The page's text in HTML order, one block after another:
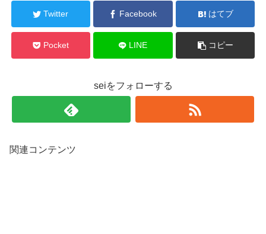
Twitter Facebook はてブ
Pocket LINE コピー
seiをフォローする
関連コンテンツ